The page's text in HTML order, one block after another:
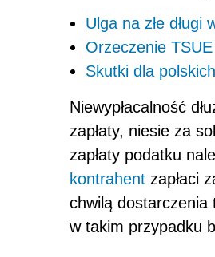
Ulga na złe długi
Orzeczenie
Skutki dla
Niewypłacalność
zapłaty, niesie za
zapłaty podatku
kontrahent zapłaci
chwilą dostarczenia
w takim przypadku